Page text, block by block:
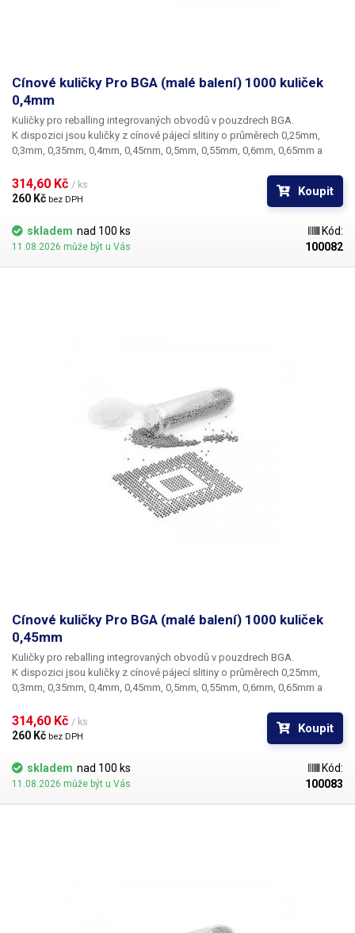
Cínové kuličky Pro BGA (malé balení) 1000 kuliček
0,4mm
Kuličky pro reballing integrovaných obvodů v pouzdrech BGA.
K dispozici jsou kuličky z cínové pájecí slitiny o průměrech 0,25mm,
0,3mm, 0,35mm, 0,4mm, 0,45mm, 0,5mm, 0,55mm, 0,6mm, 0,65mm a
BGA mřížky pro překuličkování. Ampule obsahuje vždy 1000 kusů
kuliček o daném průměru.
314,60 Kč / ks
260 Kč bez DPH
Koupit
skladem nad 100 ks
11.08.2026 může být u Vás
Kód:
100082
Cínové kuličky Pro BGA (malé balení) 1000 kuliček
0,45mm
Kuličky pro reballing integrovaných obvodů v pouzdrech BGA.
K dispozici jsou kuličky z cínové pájecí slitiny o průměrech 0,25mm,
0,3mm, 0,35mm, 0,4mm, 0,45mm, 0,5mm, 0,55mm, 0,6mm, 0,65mm a
BGA mřížky pro překuličkování. Ampule obsahuje vždy 1000 kusů
kuliček o daném průměru.
314,60 Kč / ks
260 Kč bez DPH
Koupit
skladem nad 100 ks
11.08.2026 může být u Vás
Kód:
100083